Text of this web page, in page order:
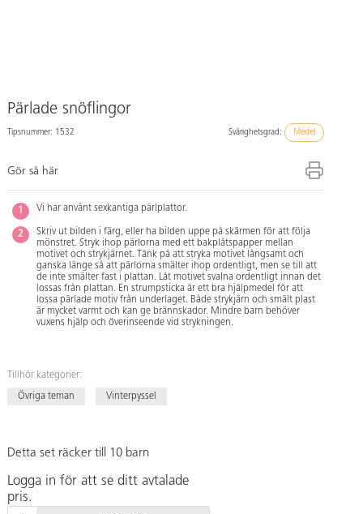
Pärlade snöflingor
Tipsnummer: 1532 Svårighetsgrad: Medel
Gör så här
Vi har använt sexkantiga pärlplattor.
Skriv ut bilden i färg, eller ha bilden uppe på skärmen för att följa
mönstret. Stryk ihop pärlorna med ett bakplåtspapper mellan
motivet och strykjärnet. Tänk på att stryka motivet långsamt och
ganska länge så att pärlorna smälter ihop ordentligt, men se till att
de inte smälter fast i plattan. Låt motivet svalna ordentligt innan det
lossas från plattan. En strumpsticka är ett bra hjälpmedel för att
lossa pärlade motiv från underlaget. Både strykjärn och smält plast
är mycket varmt och kan ge brännskador. Mindre barn behöver
vuxens hjälp och överinseende vid strykningen.
Tillhör kategorier:
Övriga teman Vinterpyssel
Detta set räcker till 10 barn
Logga in för att se ditt avtalade
pris.